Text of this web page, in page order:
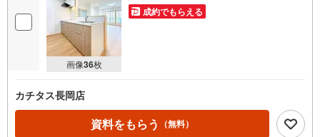
画像36枚
成約でもらえる
カチタス長岡店
資料をもらう （無料）